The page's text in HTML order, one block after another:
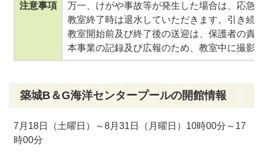
注意事項
万一、けがや事故等が発生した場合は、応急
教室終了時は退水していただきます。引き続
教室開始前及び終了後の送迎は、保護者の責
本事業の記録及び広報のため、教室中に撮影
築城B＆G海洋センタープールの開館情報
7 月18日（土曜日）～8月31日（月曜日）10時00分～17
時00分